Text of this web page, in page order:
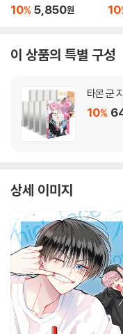
10% 5,850원 10
이 상품의 특별 구성
타몬 군
10%
상세 이미지